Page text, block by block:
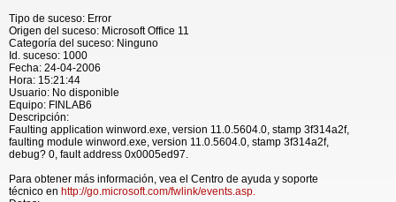
Tipo de suceso: Error
Origen del suceso: Microsoft Office 11
Categoría del suceso: Ninguno
Id. suceso: 1000
Fecha: 24-04-2006
Hora: 15:21:44
Usuario: No disponible
Equipo: FINLAB6
Descripción:
Faulting application winword.exe, version 11.0.5604.0, stamp 3f314a2f,
faulting module winword.exe, version 11.0.5604.0, stamp 3f314a2f,
debug? 0, fault address 0x0005ed97.
Para obtener más información, vea el Centro de ayuda y soporte
técnico en http://go.microsoft.com/fwlink/events.asp.